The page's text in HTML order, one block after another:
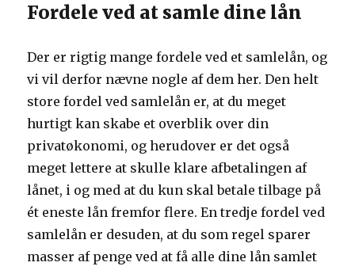
Fordele ved at samle dine lån
Der er rigtig mange fordele ved et samlelån, og
vi vil derfor nævne nogle af dem her. Den helt
store fordel ved samlelån er, at du meget
hurtigt kan skabe et overblik over din
privatøkonomi, og herudover er det også
meget lettere at skulle klare afbetalingen af
lånet, i og med at du kun skal betale tilbage på
ét eneste lån fremfor flere. En tredje fordel ved
samlelån er desuden, at du som regel sparer
masser af penge ved at få alle dine lån samlet